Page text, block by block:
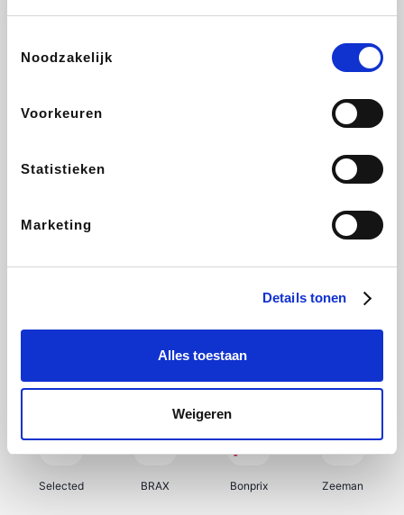
Noodzakelijk
Voorkeuren
Statistieken
Marketing
Details tonen
Alles toestaan
Weigeren
Lufthansa
CheapTickets.be DeubaXXL
Samsung My Jewellery Delonghi Tennis Point
Selected BRAX Bonprix Zeeman